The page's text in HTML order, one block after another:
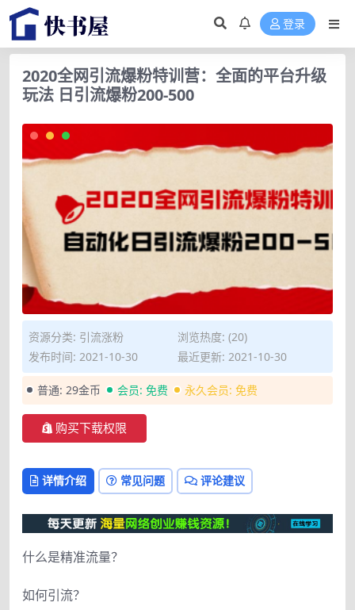
登录
2020全网引流爆粉特训营：全面的平台升级
玩法 日引流爆粉200-500
资源分类: 引流涨粉
浏览热度: (20)
发布时间: 2021-10-30
最近更新: 2021-10-30
普通: 29金币 会员: 免费 永久会员: 免费
购买下载权限
详情介绍 常见问题 评论建议
什么是精准流量？
如何引流？